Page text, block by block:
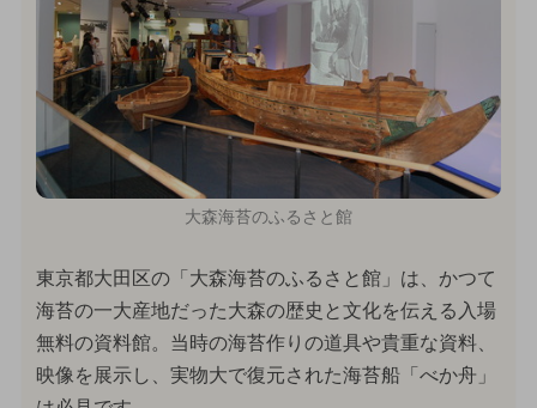
大森海苔のふるさと館
東京都大田区の「大森海苔のふるさと館」は、かつて
海苔の一大産地だった大森の歴史と文化を伝える入場
無料の資料館。当時の海苔作りの道具や貴重な資料、
映像を展示し、実物大で復元された海苔船「べか舟」